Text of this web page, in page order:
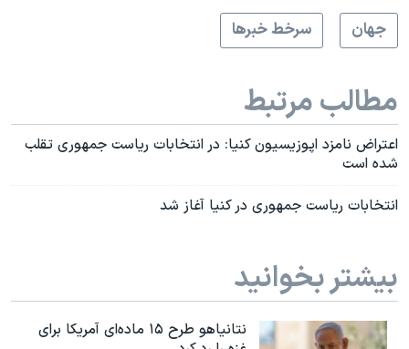
جهان
سرخط خبرها
مطالب مرتبط
اعتراض نامزد اپوزیسیون کنیا: در انتخابات ریاست جمهوری تقلب
شده است
انتخابات ریاست جمهوری در کنیا آغاز شد
بیشتر بخوانید
نتانیاهو طرح ۱۵ ماده‌ای آمریکا برای